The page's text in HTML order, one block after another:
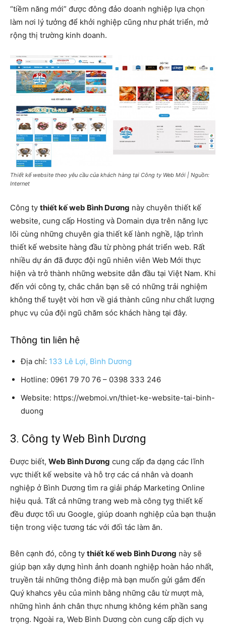
“tiềm năng mới” được đông đảo doanh nghiệp lựa chọn
làm nơi lý tưởng để khởi nghiệp cũng như phát triển, mở
rộng thị trường kinh doanh.
Thiết kế website theo yêu cầu của khách hàng tại Công ty Web Mới | Nguồn:
Internet
Công ty thiết kế web Bình Dương này chuyên thiết kế
website, cung cấp Hosting và Domain dựa trên năng lực
lõi cùng những chuyên gia thiết kế lành nghề, lập trình
thiết kế website hàng đầu từ phòng phát triển web. Rất
nhiều dự án đã được đội ngũ nhiên viên Web Mới thực
hiện và trở thành những website dẫn đầu tại Việt Nam. Khi
đến với công ty, chắc chắn bạn sẽ có những trải nghiệm
không thể tuyệt vời hơn về giá thành cũng như chất lượng
phục vụ của đội ngũ chăm sóc khách hàng tại đây.
Thông tin liên hệ
Địa chỉ: 133 Lê Lợi, Bình Dương
Hotline: 0961 79 70 76 – 0398 333 246
Website: https://webmoi.vn/thiet-ke-website-tai-binh-
duong
3. Công ty Web Bình Dương
Được biết, Web Bình Dương cung cấp đa dạng các lĩnh
vực thiết kế website và hỗ trợ các cá nhân và doanh
nghiệp ở Bình Dương tìm ra giải pháp Marketing Online
hiệu quả. Tất cả những trang web mà công tyg thiết kế
đều được tối ưu Google, giúp doanh nghiệp của bạn thuận
tiện trong việc tương tác với đối tác làm ăn.
Bên cạnh đó, công ty thiết kế web Bình Dương này sẽ
giúp bạn xây dựng hình ảnh doanh nghiệp hoàn hảo nhất,
truyền tải những thông điệp mà bạn muốn gửi gắm đến
Quý khahcs yêu của mình bằng những câu từ mượt mà,
những hình ảnh chân thực nhưng không kém phần sang
trọng. Ngoài ra, Web Bình Dương còn cung cấp dịch vụ